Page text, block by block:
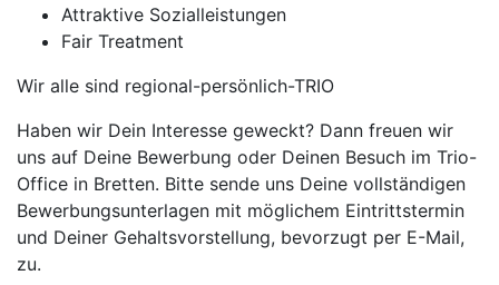
Attraktive Sozialleistungen
Fair Treatment
Wir alle sind regional-persönlich-TRIO
Haben wir Dein Interesse geweckt? Dann freuen wir
uns auf Deine Bewerbung oder Deinen Besuch im Trio-
Office in Bretten. Bitte sende uns Deine vollständigen
Bewerbungsunterlagen mit möglichem Eintrittstermin
und Deiner Gehaltsvorstellung, bevorzugt per E-Mail,
zu.